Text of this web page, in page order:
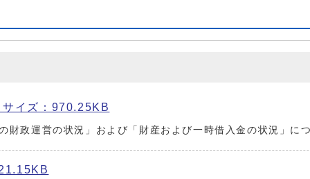
サイズ：970.25KB
財政運営の状況」および「財産および一時借入金の状況」に